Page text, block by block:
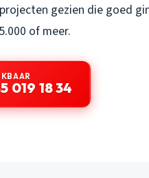
gezien die goed
of meer.
019 18 34